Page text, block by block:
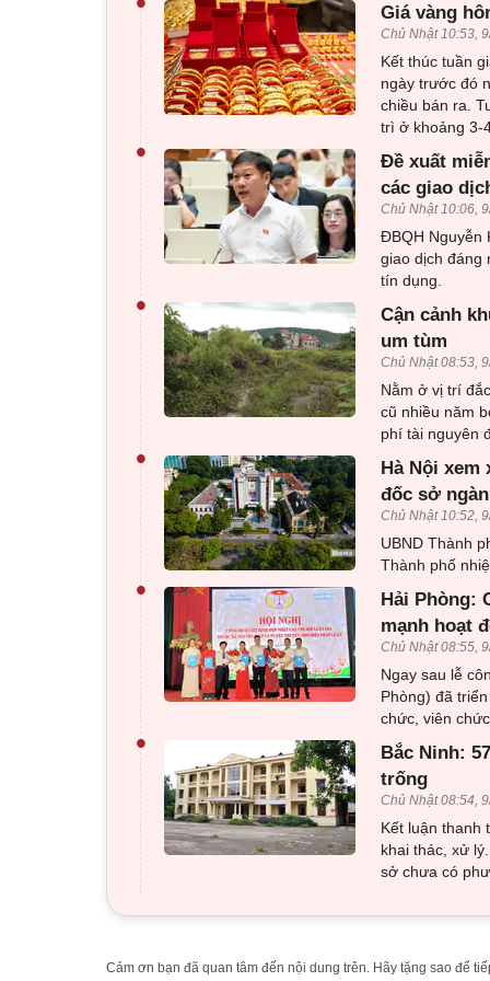
Giá vàng
Chủ Nhật 10:53,
Kết thúc tuần
ngày trước đó
chiều bán ra.
trì ở khoảng 3-
•
Đề xuất
các giao
Chủ Nhật 10:06,
ĐBQH Nguyễn
giao dịch đáng
tín dụng.
•
Cận cảnh
um tùm
Chủ Nhật 08:53,
Nằm ở vị trí
cũ nhiều năm
phí tài nguyên
•
Hà Nội xem
đốc sở
Chủ Nhật 10:52,
UBND Thành
Thành phố
•
Hải Phòng:
mạnh hoạt
Chủ Nhật 08:55,
Ngay sau lễ
Phòng) đã
chức, viên
•
Bắc Ninh:
trống
Chủ Nhật 08:54,
Kết luận thanh
khai thác, xử
sở chưa có
Cảm ơn bạn đã quan tâm đến nội dung trên. Hãy tặng sao để